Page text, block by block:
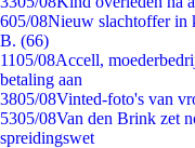
605/08Nieuw slachtoffer in
B. (66)
1105/08Accell,
betaling aan
3805/08Vinted-foto's van
5305/08Van den Brink zet
spreidingswet